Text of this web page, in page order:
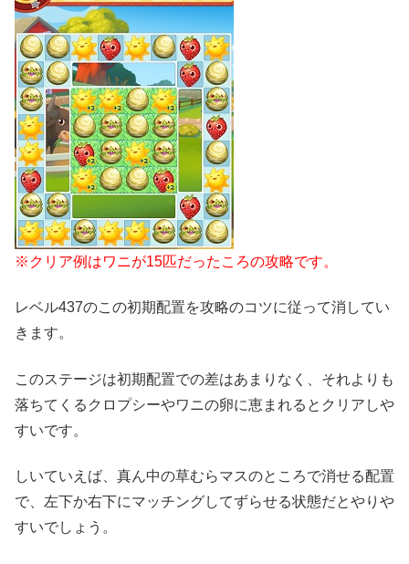
※クリア例はワニが15匹だったころの攻略です。
レベル437のこの初期配置を攻略のコツに従って消してい
きます。
このステージは初期配置での差はあまりなく、それよりも
落ちてくるクロプシーやワニの卵に恵まれるとクリアしや
すいです。
しいていえば、真ん中の草むらマスのところで消せる配置
で、左下か右下にマッチングしてずらせる状態だとやりや
すいでしょう。